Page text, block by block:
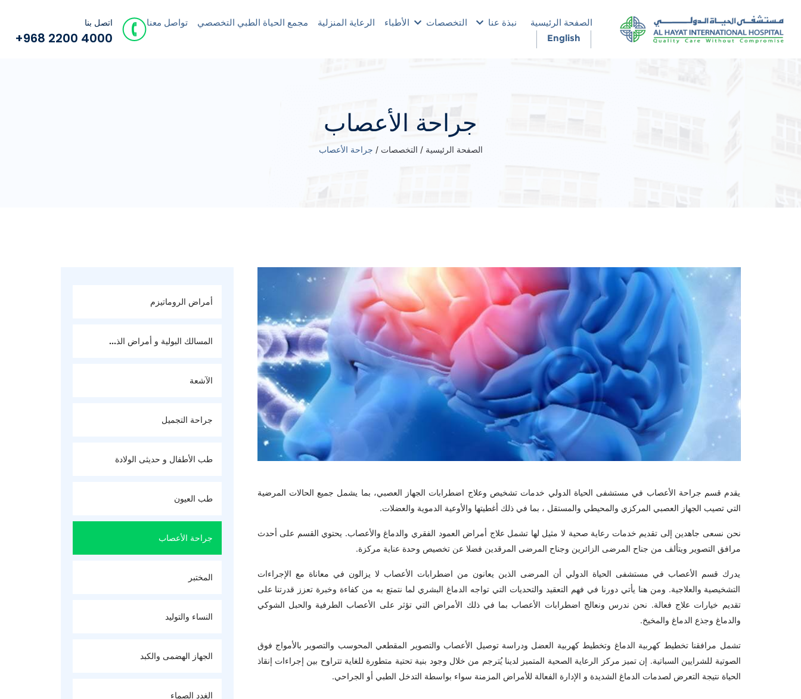
اتصل بنا
+968 2200 4000
الصفحة الرئيسية نبذة عنا التخصصات الأطباء الرعاية المنزلية مجمع الحياة الطبي التخصصي
تواصل معنا
English
جراحة الأعصاب
الصفحة الرئيسية / التخصصات / جراحة الأعصاب
أمراض الروماتيزم
المسالك البولية و أمراض الذ...
الآشعة
جراحة التجميل
طب الأطفال و حديثى الولادة
طب العيون
جراحة الأعصاب
المختبر
النساء والتوليد
الجهاز الهضمى والكبد
الغدد الصماء
يقدم قسم جراحة الأعصاب في مستشفى الحياة الدولي خدمات تشخيص وعلاج اضطرابات الجهاز العصبي، بما يشمل جميع الحالات المرضية
التي تصيب الجهاز العصبي المركزي والمحيطي والمستقل ، بما في ذلك أغطيتها والأوعية الدموية والعضلات.
نحن نسعى جاهدين إلى تقديم خدمات رعاية صحية لا مثيل لها تشمل علاج أمراض العمود الفقري والدماغ والأعصاب. يحتوي القسم على أحدث
مرافق التصوير ويتألف من جناح المرضى الزائرين وجناح المرضى المرقدين فضلا عن تخصيص وحدة عناية مركزة.
يدرك قسم الأعصاب في مستشفى الحياة الدولي أن المرضى الذين يعانون من اضطرابات الأعصاب لا يزالون في معاناة مع الإجراءات
التشخيصية والعلاجية. ومن هنا يأتي دورنا في فهم التعقيد والتحديات التي تواجه الدماغ البشري لما نتمتع به من كفاءة وخبرة تعزز قدرتنا على
تقديم خيارات علاج فعالة. نحن ندرس ونعالج اضطرابات الأعصاب بما في ذلك الأمراض التي تؤثر على الأعصاب الطرفية والحبل الشوكي
والدماغ وجذع الدماغ والمخيخ.
تشمل مرافقنا تخطيط كهربية الدماغ وتخطيط كهربية العضل ودراسة توصيل الأعصاب والتصوير المقطعي المحوسب والتصوير بالأمواج فوق
الصوتية للشرايين السباتية. إن تميز مركز الرعاية الصحية المتميز لدينا يُترجم من خلال وجود بنية تحتية متطورة للغاية تتراوح بين إجراءات إنقاذ
الحياة نتيجة التعرض لصدمات الدماغ الشديدة و الإدارة الفعالة للأمراض المزمنة سواء بواسطة التدخل الطبي أو الجراحي.